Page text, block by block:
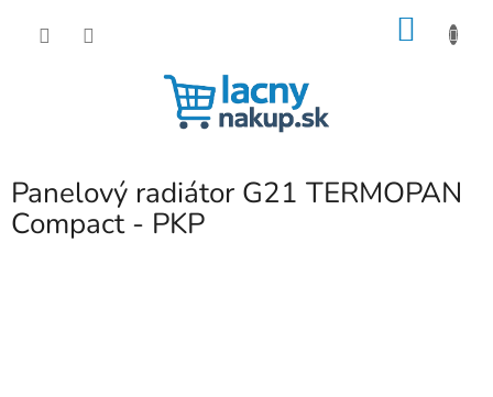
Panelový radiátor G21 TERMOPAN
Compact - PKP